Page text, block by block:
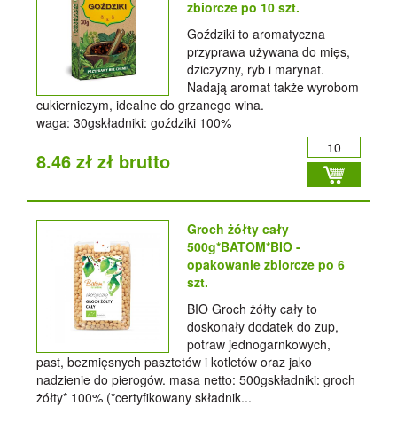
zbiorcze po 10 szt.
Goździki to aromatyczna
przyprawa używana do mięs,
dziczyzny, ryb i marynat.
Nadają aromat także wyrobom
cukierniczym, idealne do grzanego wina.
waga: 30gskładniki: goździki 100%
8.46 zł zł brutto
Groch żółty cały
500g*BATOM*BIO -
opakowanie zbiorcze po 6
szt.
BIO Groch żółty cały to
doskonały dodatek do zup,
potraw jednogarnkowych,
past, bezmięsnych pasztetów i kotletów oraz jako
nadzienie do pierogów. masa netto: 500gskładniki: groch
żółty* 100% (*certyfikowany składnik...